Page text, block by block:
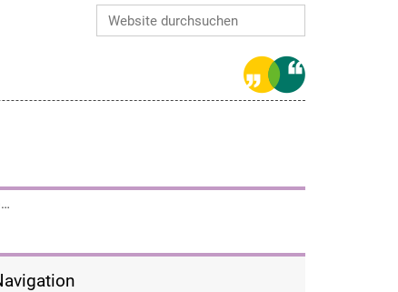
Erweiterte Suche…
Elke Gruber empfand den Kontakt mit Behörden als unkompliziert, wenn auch alles sehr lange gedauert hat.